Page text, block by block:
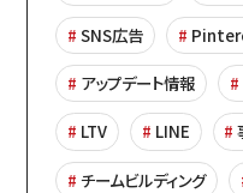
SNS広告
アップデート情報
LTV LINE
チームビルディング